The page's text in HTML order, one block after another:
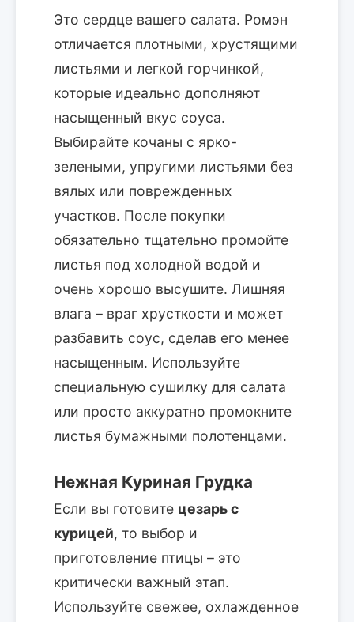
Это сердце вашего салата. Ромэн
отличается плотными, хрустящими
листьями и легкой горчинкой,
которые идеально дополняют
насыщенный вкус соуса.
Выбирайте кочаны с ярко-
зелеными, упругими листьями без
вялых или поврежденных
участков. После покупки
обязательно тщательно промойте
листья под холодной водой и
очень хорошо высушите. Лишняя
влага – враг хрусткости и может
разбавить соус, сделав его менее
насыщенным. Используйте
специальную сушилку для салата
или просто аккуратно промокните
листья бумажными полотенцами.
Нежная Куриная Грудка
Если вы готовите цезарь с
курицей, то выбор и
приготовление птицы – это
критически важный этап.
Используйте свежее, охлажденное